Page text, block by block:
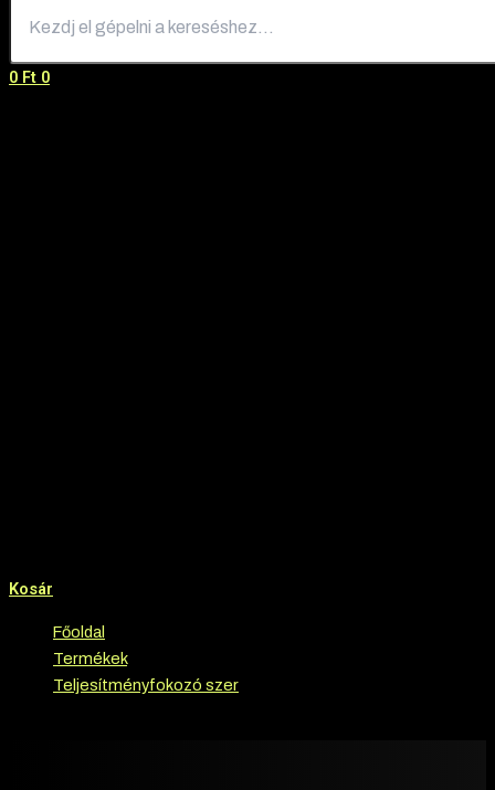
0 Ft 0
Kosár
Főoldal
Termékek
Teljesítményfokozó szer